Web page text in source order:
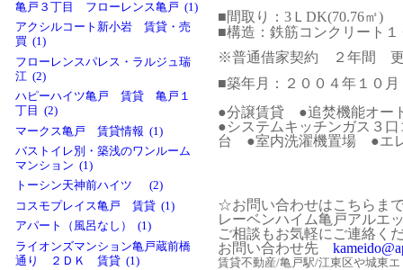
■間取り：3ＬDK(70.76㎡)
■構造：鉄筋コンクリート
※普通借家契約 ２年間 更
■築年月：２００４年１０月
●分譲賃貸 ●追焚機能オー
●システムキッチンガス３
台 ●室内洗濯機置場 ●エ
☆お問い合わせはこちらま
レーベンハイム亀戸アルエ
ご相談もお気軽にご連絡く
お問い合わせ先
賃貸不動産/亀戸駅/江東区や城東
亀戸３丁目 フローレンス亀戸 (1)
アクシルコート新小岩 賃貸・売
買 (1)
フローレンスパレス・ラルジュ瑞
江 (2)
ハピーハイツ亀戸 賃貸 亀戸１
丁目 (2)
マークス亀戸 賃貸情報 (1)
バストイレ別・築浅のワンルーム
マンション (1)
トーシン天神前ハイツ (2)
コスモプレイス亀戸 賃貸 (1)
アパート（風呂なし） (1)
ライオンズマンション亀戸蔵前橋
通り ２ＤＫ 賃貸 (1)